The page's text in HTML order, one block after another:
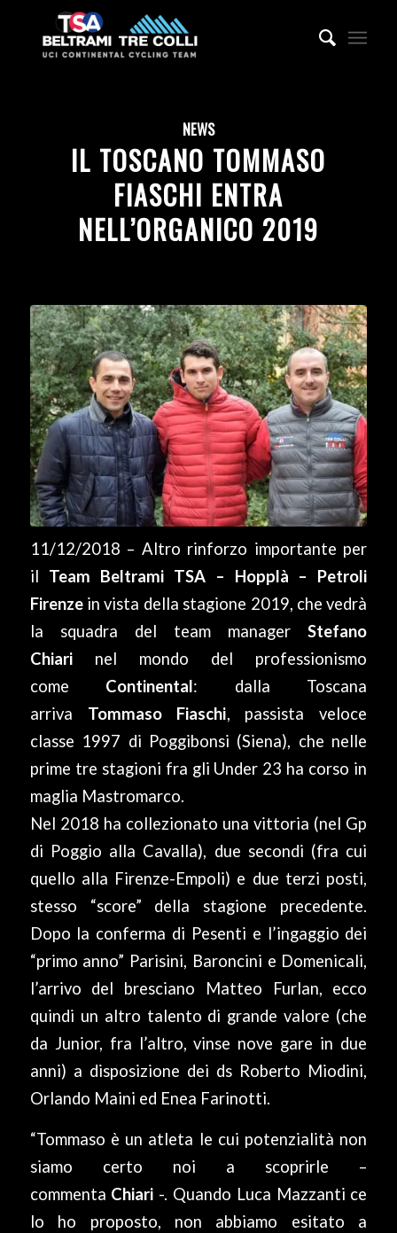
NEWS
IL TOSCANO TOMMASO
FIASCHI ENTRA
NELL’ORGANICO 2019
11/12/2018 – Altro rinforzo importante per
il Team Beltrami TSA – Hopplà – Petroli
Firenzein vista della stagione 2019, che vedrà
la squadra del team managerStefano
Chiari nel mondo del professionismo
come Continental: dalla Toscana
arriva Tommaso Fiaschi, passista veloce
classe 1997 di Poggibonsi (Siena), che nelle
prime tre stagioni fra gli Under 23 ha corso in
maglia Mastromarco.
Nel 2018 ha collezionato una vittoria (nel Gp
di Poggio alla Cavalla), due secondi (fra cui
quello alla Firenze-Empoli) e due terzi posti,
stesso “score” della stagione precedente.
Dopo la conferma di Pesenti e l’ingaggio dei
“primo anno” Parisini, Baroncini e Domenicali,
l’arrivo del bresciano Matteo Furlan, ecco
quindi un altro talento di grande valore (che
da Junior, fra l’altro, vinse nove gare in due
anni) a disposizione dei ds Roberto Miodini,
Orlando Maini ed Enea Farinotti.
“Tommaso è un atleta le cui potenzialità non
siamo certo noi a scoprirle –
commenta Chiari -. Quando Luca Mazzanti ce
lo ho proposto, non abbiamo esitato a